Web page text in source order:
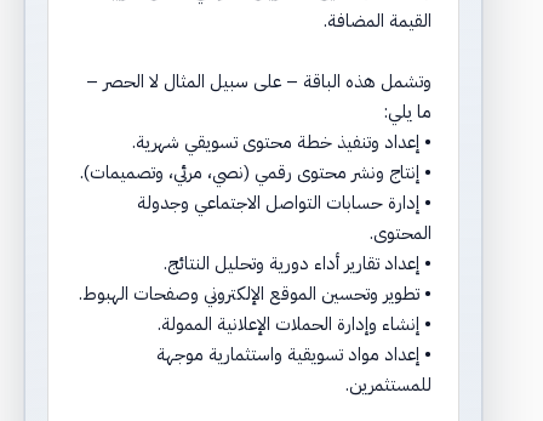
القيمة المضافة.
وتشمل هذه الباقة – على سبيل المثال لا الحصر –
ما يلي:
• إعداد وتنفيذ خطة محتوى تسويقي شهرية.
• إنتاج ونشر محتوى رقمي (نصي، مرئي، وتصميمات).
• إدارة حسابات التواصل الاجتماعي وجدولة
المحتوى.
• إعداد تقارير أداء دورية وتحليل النتائج.
• تطوير وتحسين الموقع الإلكتروني وصفحات الهبوط.
• إنشاء وإدارة الحملات الإعلانية الممولة.
• إعداد مواد تسويقية واستثمارية موجهة
للمستثمرين.